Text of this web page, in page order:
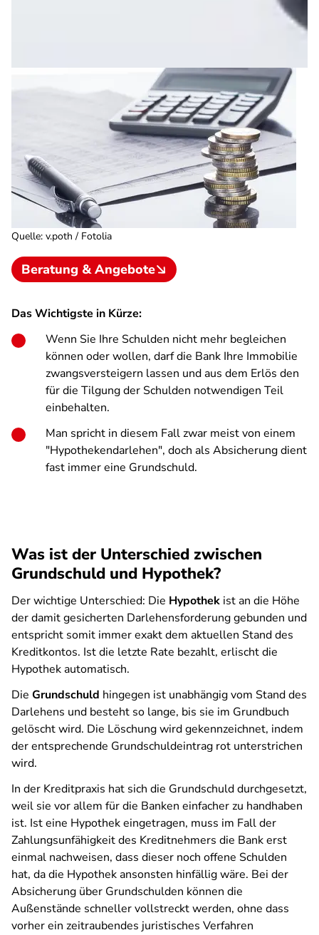
Quelle: v.poth / Fotolia
Beratung & Angebote
Das Wichtigste in Kürze:
Wenn Sie Ihre Schulden nicht mehr begleichen
können oder wollen, darf die Bank Ihre Immobilie
zwangsversteigern lassen und aus dem Erlös den
für die Tilgung der Schulden notwendigen Teil
einbehalten.
Man spricht in diesem Fall zwar meist von einem
"Hypothekendarlehen", doch als Absicherung dient
fast immer eine Grundschuld.
Was ist der Unterschied zwischen
Grundschuld und Hypothek?
Der wichtige Unterschied: Die Hypothek ist an die Höhe
der damit gesicherten Darlehensforderung gebunden und
entspricht somit immer exakt dem aktuellen Stand des
Kreditkontos. Ist die letzte Rate bezahlt, erlischt die
Hypothek automatisch.
Die Grundschuld hingegen ist unabhängig vom Stand des
Darlehens und besteht so lange, bis sie im Grundbuch
gelöscht wird. Die Löschung wird gekennzeichnet, indem
der entsprechende Grundschuldeintrag rot unterstrichen
wird.
In der Kreditpraxis hat sich die Grundschuld durchgesetzt,
weil sie vor allem für die Banken einfacher zu handhaben
ist. Ist eine Hypothek eingetragen, muss im Fall der
Zahlungsunfähigkeit des Kreditnehmers die Bank erst
einmal nachweisen, dass dieser noch offene Schulden
hat, da die Hypothek ansonsten hinfällig wäre. Bei der
Absicherung über Grundschulden können die
Außenstände schneller vollstreckt werden, ohne dass
vorher ein zeitraubendes juristisches Verfahren